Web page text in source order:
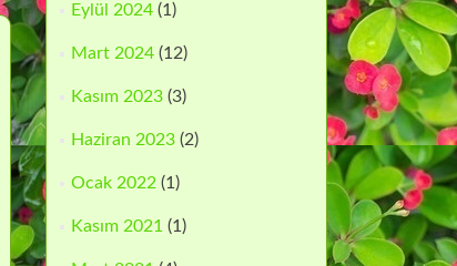
Eylül 2024 (1)
Mart 2024 (12)
Kasım 2023 (3)
Haziran 2023 (2)
Ocak 2022 (1)
Kasım 2021 (1)